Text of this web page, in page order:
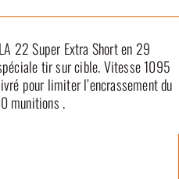
22 Super Extra Short en 29
tir sur cible. Vitesse 1095
pour limiter l’encrassement du
munitions .